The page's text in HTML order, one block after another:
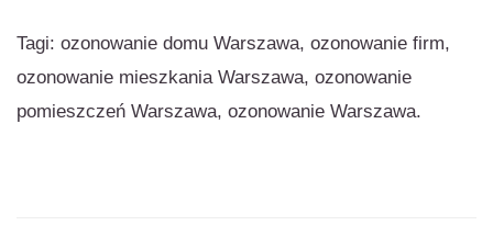
Tagi: ozonowanie domu Warszawa, ozonowanie firm,
ozonowanie mieszkania Warszawa, ozonowanie
pomieszczeń Warszawa, ozonowanie Warszawa.